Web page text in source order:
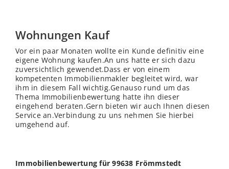
Wohnungen Kauf
Vor ein paar Monaten wollte ein Kunde definitiv eine
eigene Wohnung kaufen.An uns hatte er sich dazu
zuversichtlich gewendet.Dass er von einem
kompetenten Immobilienmakler begleitet wird, war
ihm in diesem Fall wichtig.Genauso rund um das
Thema Immobilienbewertung hatte ihn dieser
eingehend beraten.Gern bieten wir auch Ihnen diesen
Service an.Verbindung zu uns nehmen Sie hierbei
umgehend auf.
Immobilienbewertung für 99638 Frömmstedt